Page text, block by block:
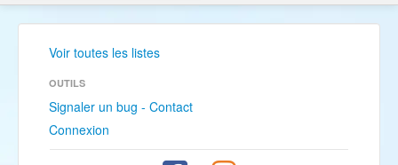
Voir toutes les listes
OUTILS
Signaler un bug - Contact
Connexion